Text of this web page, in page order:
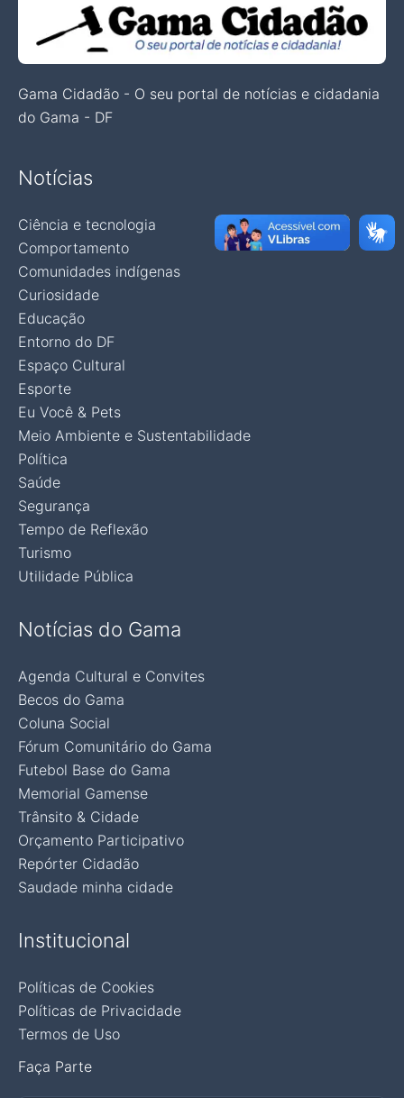
Gama Cidadão - O seu portal de notícias e cidadania
do Gama - DF
Notícias
Ciência e tecnologia
Comportamento
Comunidades indígenas
Curiosidade
Educação
Entorno do DF
Espaço Cultural
Esporte
Eu Você & Pets
Meio Ambiente e Sustentabilidade
Política
Saúde
Segurança
Tempo de Reflexão
Turismo
Utilidade Pública
Notícias do Gama
Agenda Cultural e Convites
Becos do Gama
Coluna Social
Fórum Comunitário do Gama
Futebol Base do Gama
Memorial Gamense
Trânsito & Cidade
Orçamento Participativo
Repórter Cidadão
Saudade minha cidade
Institucional
Políticas de Cookies
Políticas de Privacidade
Termos de Uso
Faça Parte